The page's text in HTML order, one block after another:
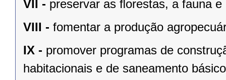
VII - preservar as ﬂorestas, a fauna e
VIII - fomentar a produção
IX - promover programas de
habitacionais e de saneamento